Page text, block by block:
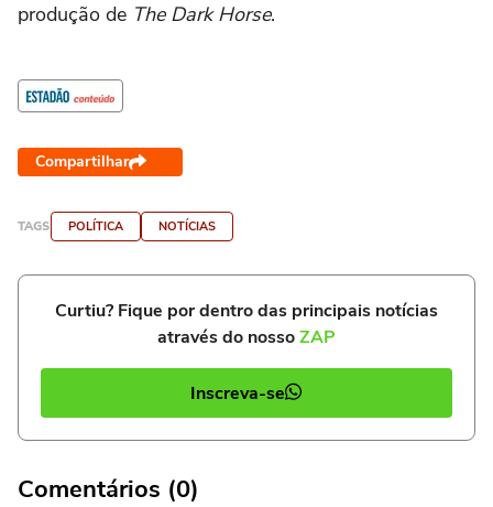
produção de The Dark Horse.
Compartilhar
TAGS POLÍTICA NOTÍCIAS
Curtiu? Fique por dentro das principais notícias
através do nossoZAP
Inscreva-se
Comentários (0)